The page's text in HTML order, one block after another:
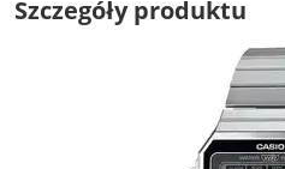
Szczegóły produktu